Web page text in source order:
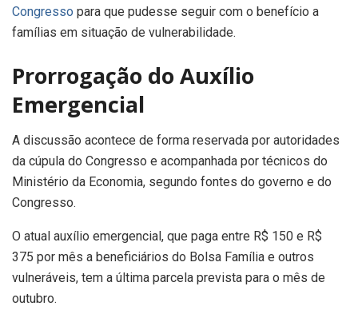
Congresso para que pudesse seguir com o benefício a
famílias em situação de vulnerabilidade.
Prorrogação do Auxílio
Emergencial
A discussão acontece de forma reservada por autoridades
da cúpula do Congresso e acompanhada por técnicos do
Ministério da Economia, segundo fontes do governo e do
Congresso.
O atual auxílio emergencial, que paga entre R$ 150 e R$
375 por mês a beneficiários do Bolsa Família e outros
vulneráveis, tem a última parcela prevista para o mês de
outubro.